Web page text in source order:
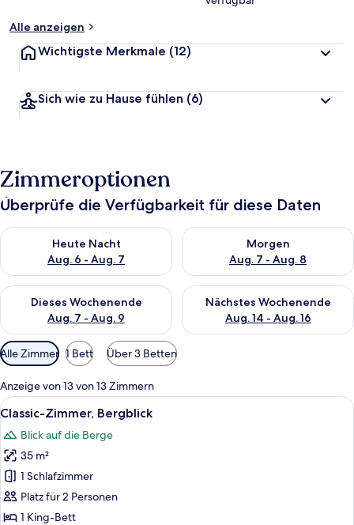
Alle anzeigen
Wichtigste Merkmale (12)
Sich wie zu Hause fühlen (6)
Zimmeroptionen
Überprüfe die Verfügbarkeit für diese Daten
Heute Nacht
Aug. 6 - Aug. 7
Überprüfe die Verfügbarkeit für heute Nacht, Aug. 6 - Aug. 7.
Morgen
Aug. 7 - Aug. 8
Überprüfe die Verfügbarkeit
Dieses Wochenende
Aug. 7 - Aug. 9
Überprüfe die Verfügbarkeit für dieses Wochenende, Aug. 7
Nächstes Wochenende
Aug. 14 - Aug. 16
Überprüfe die Verfügbarkeit
Verfügbare
Filter
für
Zimmer
Alle Zimmer 1 Bett Über 3 Betten
Anzeige von 13 von 13 Zimmern
Alle
Fotos
für
Classic-
Zimmer,
Bergblick
anzeigen
Ein Hotelzimmer mit einem großen
2
Classic-Zimmer, Bergblick
Blick auf die Berge
35 m²
1 Schlafzimmer
Platz für 2 Personen
1 King-Bett